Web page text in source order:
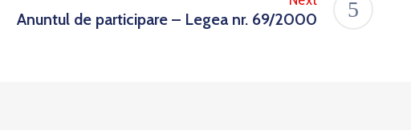
Anuntul de participare – Legea nr. 69/2000